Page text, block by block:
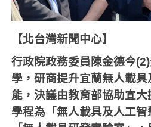
【北台灣新聞中心】
行政院政務委員陳金德今
學，研商提升宜蘭無人載
能，決議由教育部協助宜
學程為「無人載具及人工